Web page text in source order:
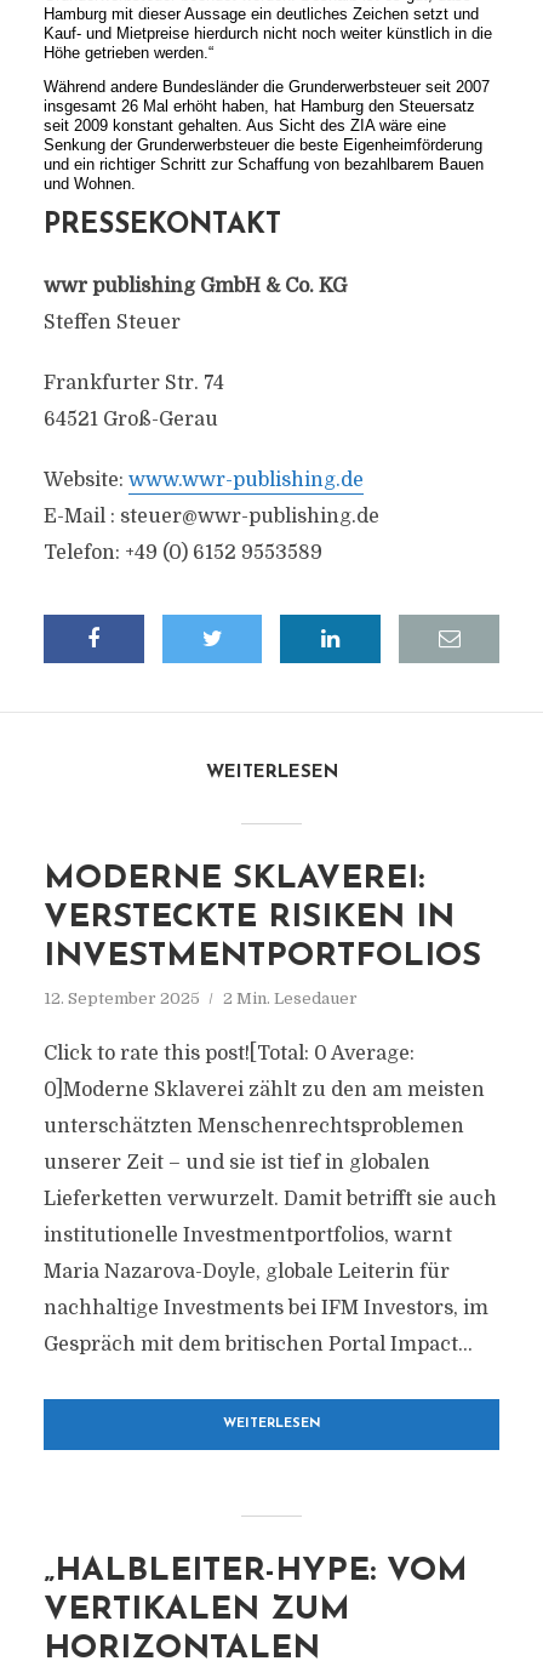
Hamburg mit dieser Aussage ein deutliches Zeichen setzt und
Kauf- und Mietpreise hierdurch nicht noch weiter künstlich in die
Höhe getrieben werden.“
Während andere Bundesländer die Grunderwerbsteuer seit 2007
insgesamt 26 Mal erhöht haben, hat Hamburg den Steuersatz
seit 2009 konstant gehalten. Aus Sicht des ZIA wäre eine
Senkung der Grunderwerbsteuer die beste Eigenheimförderung
und ein richtiger Schritt zur Schaffung von bezahlbarem Bauen
und Wohnen.
PRESSEKONTAKT
wwr publishing GmbH & Co. KG
Steffen Steuer
Frankfurter Str. 74
64521 Groß-Gerau
Website: www.wwr-publishing.de
E-Mail : steuer@wwr-publishing.de
Telefon: +49 (0) 6152 9553589
WEITERLESEN
MODERNE SKLAVEREI:
VERSTECKTE RISIKEN IN
INVESTMENTPORTFOLIOS
12. September 2025 2 Min. Lesedauer
Click to rate this post![Total: 0 Average:
0]Moderne Sklaverei zählt zu den am meisten
unterschätzten Menschenrechtsproblemen
unserer Zeit – und sie ist tief in globalen
Lieferketten verwurzelt. Damit betrifft sie auch
institutionelle Investmentportfolios, warnt
Maria Nazarova-Doyle, globale Leiterin für
nachhaltige Investments bei IFM Investors, im
Gespräch mit dem britischen Portal Impact...
WEITERLESEN
„HALBLEITER-HYPE: VOM
VERTIKALEN ZUM
HORIZONTALEN